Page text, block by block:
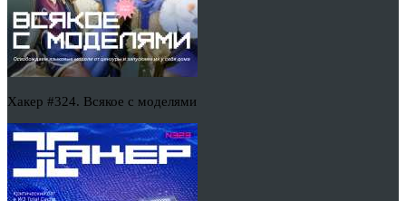
Хакер #324. Всякое с моделями